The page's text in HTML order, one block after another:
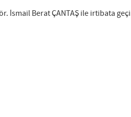
İsmail Berat ÇANTAŞ ile irtibata